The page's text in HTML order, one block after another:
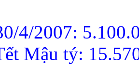
4/2007:
Mậu tý: